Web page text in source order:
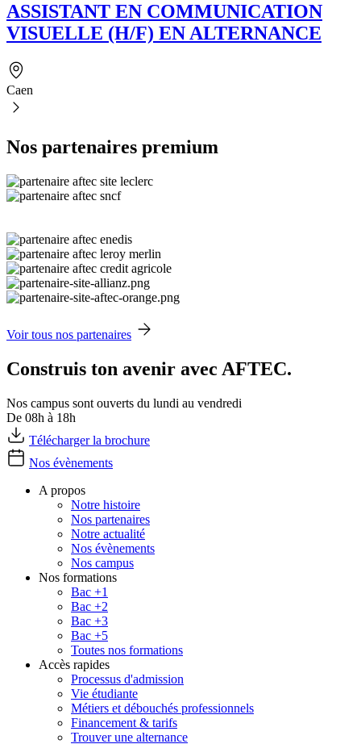
ASSISTANT EN COMMUNICATION
VISUELLE (H/F) EN ALTERNANCE
Caen
Nos partenaires premium
Voir tous nos partenaires
Construis ton avenir avec AFTEC.
Nos campus sont ouverts du lundi au vendredi
De 08h à 18h
Télécharger la brochure
Nos évènements
A propos
Notre histoire
Nos partenaires
Notre actualité
Nos évènements
Nos campus
Nos formations
Bac +1
Bac +2
Bac +3
Bac +5
Toutes nos formations
Accès rapides
Processus d'admission
Vie étudiante
Métiers et débouchés professionnels
Financement & tarifs
Trouver une alternance